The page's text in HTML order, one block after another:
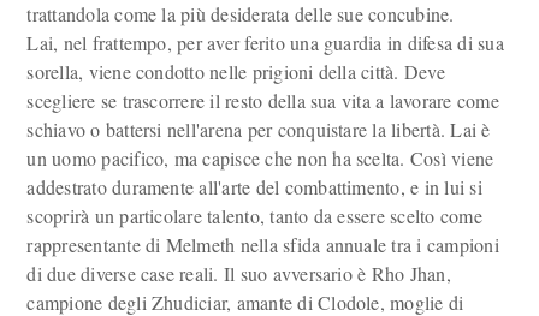
trattandola come la più desiderata delle sue concubine.
Lai, nel frattempo, per aver ferito una guardia in difesa di sua
sorella, viene condotto nelle prigioni della città. Deve
scegliere se trascorrere il resto della sua vita a lavorare come
schiavo o battersi nell'arena per conquistare la libertà. Lai è
un uomo pacifico, ma capisce che non ha scelta. Così viene
addestrato duramente all'arte del combattimento, e in lui si
scoprirà un particolare talento, tanto da essere scelto come
rappresentante di Melmeth nella sfida annuale tra i campioni
di due diverse case reali. Il suo avversario è Rho Jhan,
campione degli Zhudiciar, amante di Clodole, moglie di